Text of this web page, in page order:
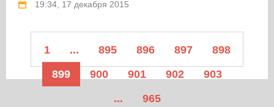
19:34, 17 декабря 2015
1 ... 895 896 897
898
899
900 901 902
903
...
965